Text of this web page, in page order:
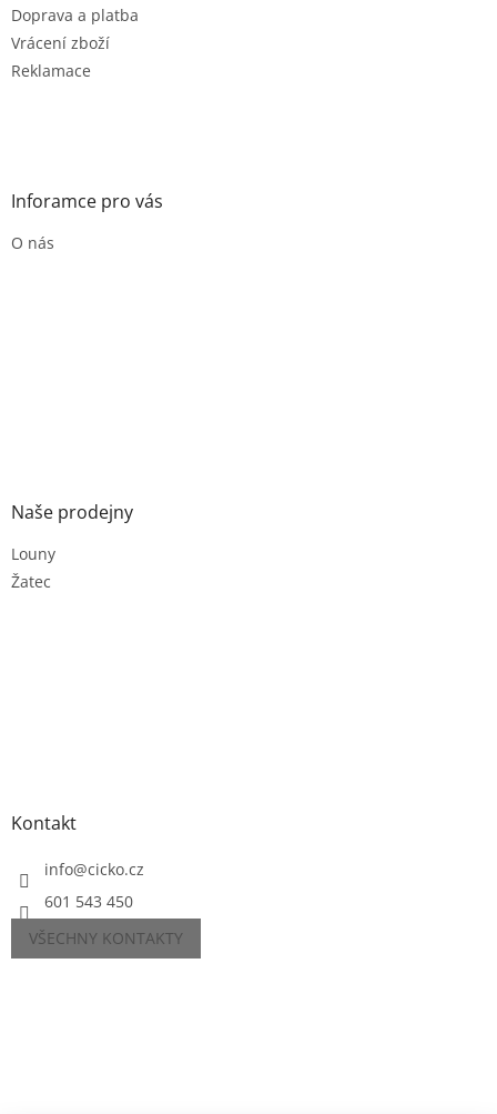
Doprava a platba
Vrácení zboží
Reklamace
Inforamce pro vás
O nás
Naše prodejny
Louny
Žatec
Kontakt
info@cicko.cz
601 543 450
VŠECHNY KONTAKTY